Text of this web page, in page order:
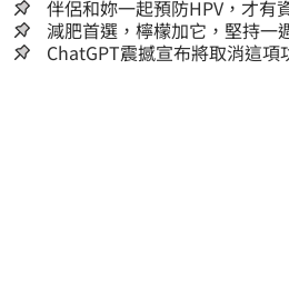
囊，瘦出小蠻腰
伴侶和妳一起預防HPV，才有
減肥首選，檸檬加它，堅持一
人生
ChatGPT震撼宣布將取消這